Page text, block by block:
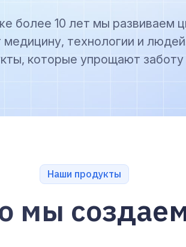
10 лет мы развиваем
медицину, технологии и
которые упрощают заботу
Наши продукты
мы